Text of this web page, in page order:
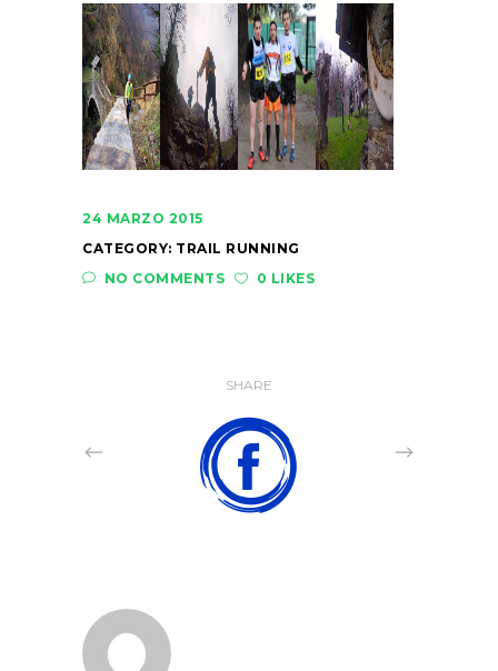
24 MARZO 2015
CATEGORY: TRAIL RUNNING
NO COMMENTS
0 LIKES
SHARE